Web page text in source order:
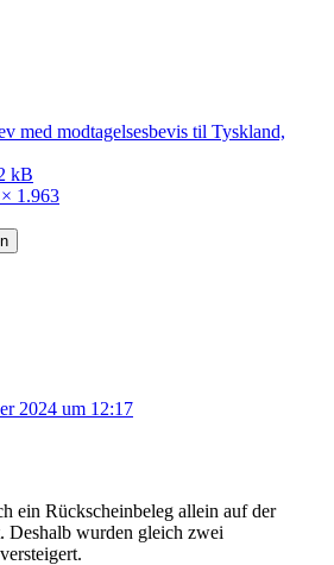
med modtagelsesbevis til Tyskland,
kB
1.963
2024 um 12:17
ein Rückscheinbeleg allein auf der
Deshalb wurden gleich zwei